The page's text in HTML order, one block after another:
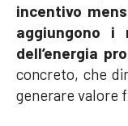
incentivo
aggiungono i
dell’energia
concreto, che
generare valore